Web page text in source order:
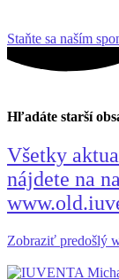
Staňte sa naším
Hľadáte starší
Všetky
nájdete na
Zobraziť predošlý